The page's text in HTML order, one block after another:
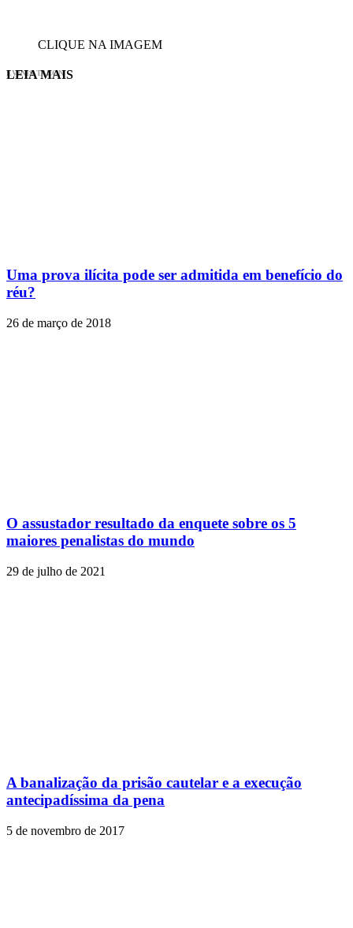
CLIQUE NA IMAGEM
EVINIS TALON
LEIA MAIS
Uma prova ilícita pode ser admitida em benefício do
réu?
26 de março de 2018
O assustador resultado da enquete sobre os 5
maiores penalistas do mundo
29 de julho de 2021
A banalização da prisão cautelar e a execução
antecipadíssima da pena
5 de novembro de 2017